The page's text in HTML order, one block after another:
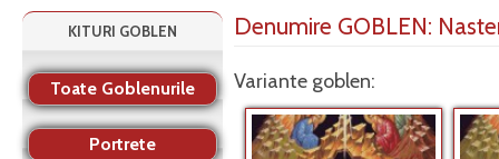
Denumire GOBLEN:
Variante goblen:
KITURI GOBLEN
Toate Goblenurile
Portrete